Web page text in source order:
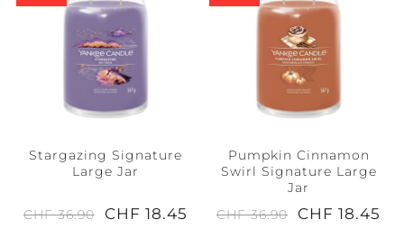
Stargazing Signature
Large Jar
CHF 36.90 CHF 18.45
Pumpkin Cinnamon
Swirl Signature Large
Jar
CHF 36.90
CHF 18.45